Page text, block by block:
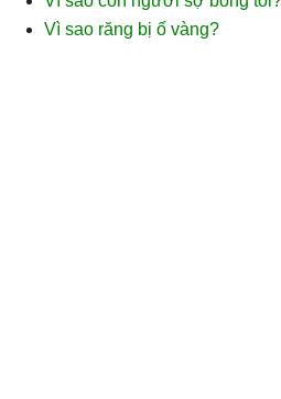
Vì sao răng bị ố vàng?